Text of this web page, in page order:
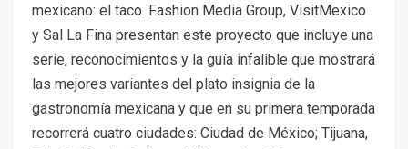
mexicano: el taco. Fashion Media Group, VisitMexico
y Sal La Fina presentan este proyecto que incluye una
serie, reconocimientos y la guía infalible que mostrará
las mejores variantes del plato insignia de la
gastronomía mexicana y que en su primera temporada
recorrerá cuatro ciudades: Ciudad de México; Tijuana,